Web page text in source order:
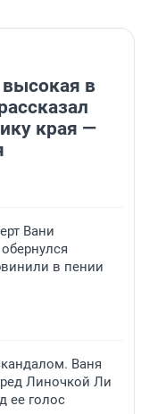
в
края —
Вани
в пении
Ваня
Линочкой Ли
ее голос